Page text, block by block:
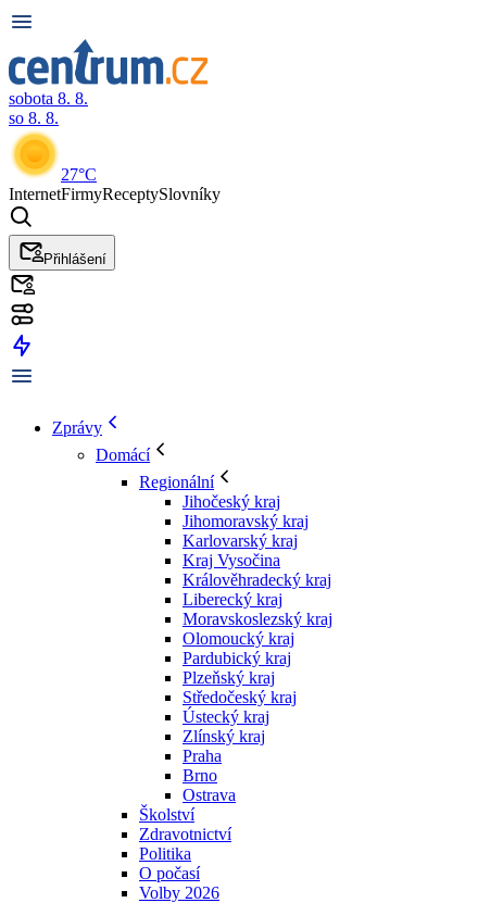
sobota 8. 8.
so 8. 8.
27°C
InternetFirmyReceptySlovníky
Přihlášení
Zprávy
Domácí
Regionální
Jihočeský kraj
Jihomoravský kraj
Karlovarský kraj
Kraj Vysočina
Králověhradecký kraj
Liberecký kraj
Moravskoslezský kraj
Olomoucký kraj
Pardubický kraj
Plzeňský kraj
Středočeský kraj
Ústecký kraj
Zlínský kraj
Praha
Brno
Ostrava
Školství
Zdravotnictví
Politika
O počasí
Volby 2026